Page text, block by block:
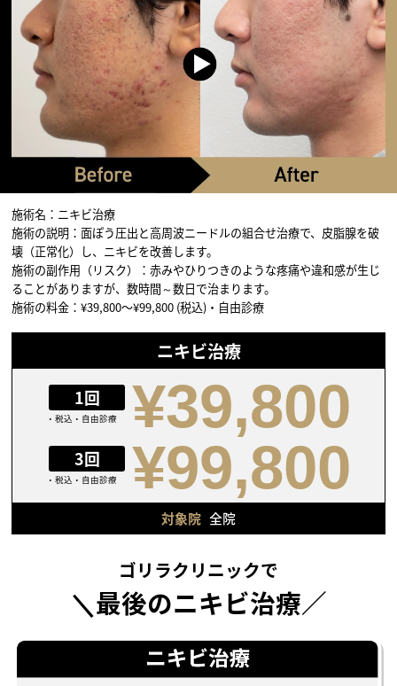
施術名：ニキビ治療
施術の説明：面ぽう圧出と高周波ニードルの組合せ治療で、皮脂腺を破
壊（正常化）し、ニキビを改善します。
施術の副作用（リスク）：赤みやひりつきのような疼痛や違和感が生じ
ることがありますが、数時間～数日で治まります。
施術の料金：¥39,800〜¥99,800 (税込)・自由診療
ニキビ治療
1回
・税込・自由診療 ¥39,800
3回
・税込・自由診療 ¥99,800
対象院 全院
ゴリラクリニックで
＼最後のニキビ治療／